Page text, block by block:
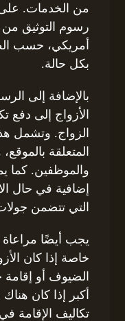
من الخدمات. على
أمريكي، حسب
بكل حالة.
بالإضافة إلى
الأزواج إلى دفع
الزواج. وتشمل
المتعلقة
والموظفين. كما
إضافية في حال
التي تتضمن
يجب أيضًا مراعاة
خاصة إذا كان
الضيوف أو إقامة
أكبر إذا كان
تكاليف الإقامة